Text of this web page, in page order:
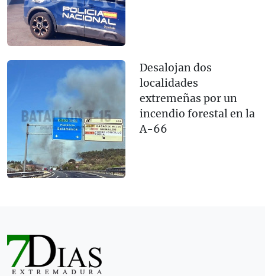
Desalojan dos
localidades
extremeñas por un
incendio forestal en la
A-66